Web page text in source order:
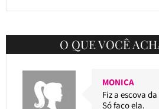
O QUE VOCÊ
MONICA
Fiz a escova
Só faço ela.